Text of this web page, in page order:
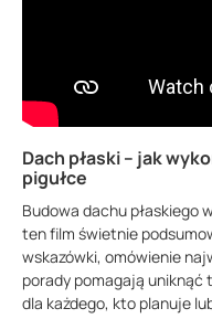
Dach płaski – jak
pigułce
Budowa dachu płaskiego
ten film świetnie
wskazówki, omówienie
porady pomagają uniknąć
dla każdego, kto planuje